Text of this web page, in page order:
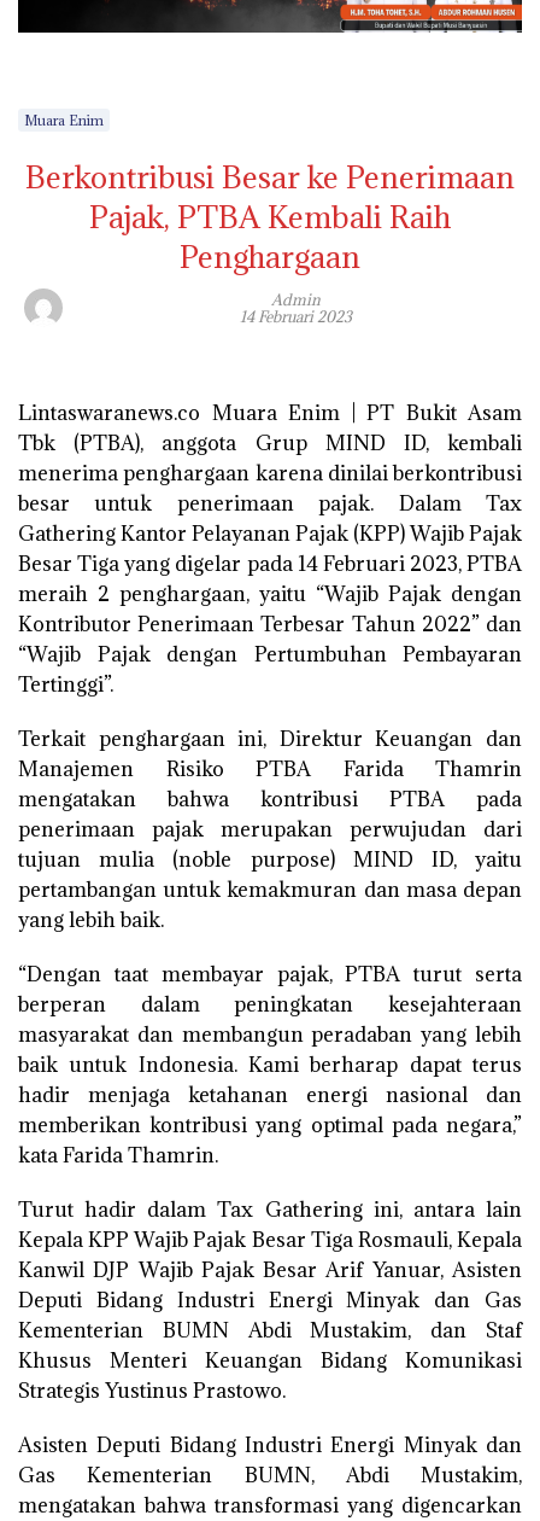
Muara Enim
Berkontribusi Besar ke Penerimaan
Pajak, PTBA Kembali Raih
Penghargaan
Admin
14 Februari 2023
Lintaswaranews.co Muara Enim | PT Bukit Asam
Tbk (PTBA), anggota Grup MIND ID, kembali
menerima penghargaan karena dinilai berkontribusi
besar untuk penerimaan pajak. Dalam Tax
Gathering Kantor Pelayanan Pajak (KPP) Wajib Pajak
Besar Tiga yang digelar pada 14 Februari 2023, PTBA
meraih 2 penghargaan, yaitu “Wajib Pajak dengan
Kontributor Penerimaan Terbesar Tahun 2022” dan
“Wajib Pajak dengan Pertumbuhan Pembayaran
Tertinggi”.
Terkait penghargaan ini, Direktur Keuangan dan
Manajemen Risiko PTBA Farida Thamrin
mengatakan bahwa kontribusi PTBA pada
penerimaan pajak merupakan perwujudan dari
tujuan mulia (noble purpose) MIND ID, yaitu
pertambangan untuk kemakmuran dan masa depan
yang lebih baik.
“Dengan taat membayar pajak, PTBA turut serta
berperan dalam peningkatan kesejahteraan
masyarakat dan membangun peradaban yang lebih
baik untuk Indonesia. Kami berharap dapat terus
hadir menjaga ketahanan energi nasional dan
memberikan kontribusi yang optimal pada negara,”
kata Farida Thamrin.
Turut hadir dalam Tax Gathering ini, antara lain
Kepala KPP Wajib Pajak Besar Tiga Rosmauli, Kepala
Kanwil DJP Wajib Pajak Besar Arif Yanuar, Asisten
Deputi Bidang Industri Energi Minyak dan Gas
Kementerian BUMN Abdi Mustakim, dan Staf
Khusus Menteri Keuangan Bidang Komunikasi
Strategis Yustinus Prastowo.
Asisten Deputi Bidang Industri Energi Minyak dan
Gas Kementerian BUMN, Abdi Mustakim,
mengatakan bahwa transformasi yang digencarkan